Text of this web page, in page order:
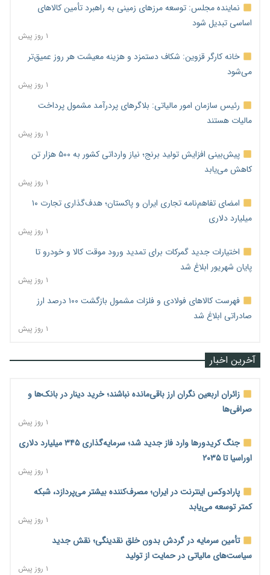
نماینده مجلس: توسعه مرزهای زمینی به راهبرد تأمین کالاهای
اساسی تبدیل شود
۱ روز پیش
خانه کارگر قزوین: شکاف دستمزد و هزینه معیشت هر روز عمیق‌تر
می‌شود
۱ روز پیش
رئیس سازمان امور مالیاتی: بلاگرهای پردرآمد مشمول پرداخت
مالیات هستند
۱ روز پیش
پیش‌بینی افزایش تولید برنج؛ نیاز وارداتی کشور به ۵۰۰ هزار تن
کاهش می‌یابد
۱ روز پیش
امضای تفاهم‌نامه تجاری ایران و پاکستان؛ هدف‌گذاری تجارت ۱۰
میلیارد دلاری
۱ روز پیش
اختیارات جدید گمرکات برای تمدید ورود موقت کالا و خودرو تا
پایان شهریور ابلاغ شد
۱ روز پیش
فهرست کالاهای فولادی و فلزات مشمول بازگشت ۱۰۰ درصد ارز
صادراتی ابلاغ شد
۱ روز پیش
آخرین اخبار
زائران اربعین نگران ارز باقی‌مانده نباشند؛ خرید دینار در بانک‌ها و
صرافی‌ها
۱ روز پیش
جنگ کریدورها وارد فاز جدید شد؛ سرمایه‌گذاری ۳۴۵ میلیارد دلاری
اوراسیا تا ۲۰۳۵
۱ روز پیش
پارادوکس اینترنت در ایران؛ مصرف‌کننده بیشتر می‌پردازد، شبکه
کمتر توسعه می‌یابد
۱ روز پیش
تأمین سرمایه در گردش بدون خلق نقدینگی؛ نقش جدید
سیاست‌های مالیاتی در حمایت از تولید
۱ روز پیش